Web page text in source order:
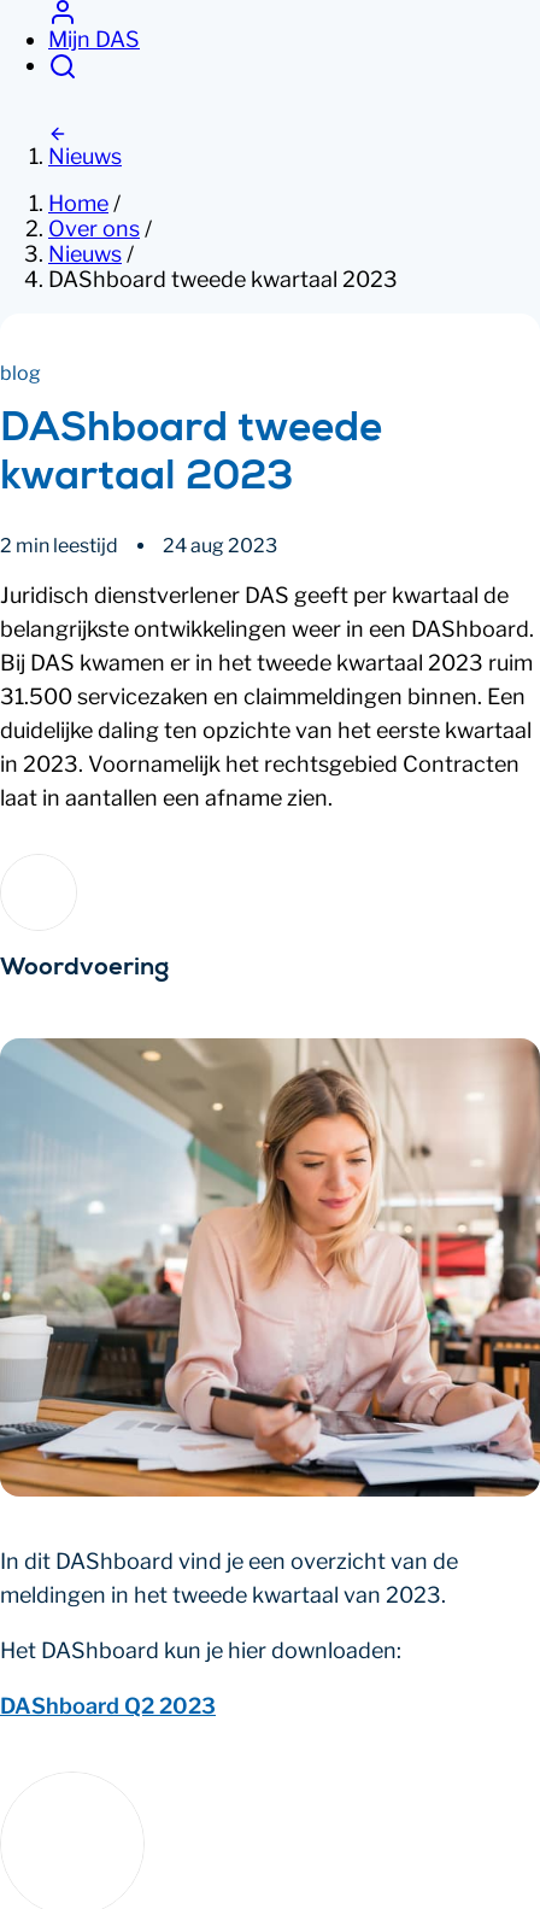
Mijn DAS
Nieuws
Home /
Over ons /
Nieuws /
DAShboard tweede kwartaal 2023
blog
DAShboard tweede
kwartaal 2023
2 min leestijd 24 aug 2023
Juridisch dienstverlener DAS geeft per kwartaal de
belangrijkste ontwikkelingen weer in een DAShboard.
Bij DAS kwamen er in het tweede kwartaal 2023 ruim
31.500 servicezaken en claimmeldingen binnen. Een
duidelijke daling ten opzichte van het eerste kwartaal
in 2023. Voornamelijk het rechtsgebied Contracten
laat in aantallen een afname zien.
Woordvoering
In dit DAShboard vind je een overzicht van de
meldingen in het tweede kwartaal van 2023.
Het DAShboard kun je hier downloaden:
DAShboard Q2 2023